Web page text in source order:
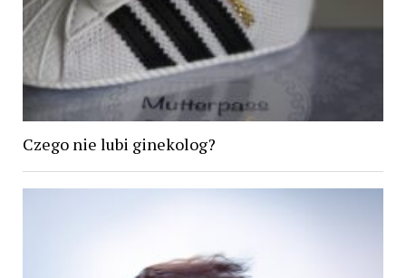
Czego nie lubi ginekolog?